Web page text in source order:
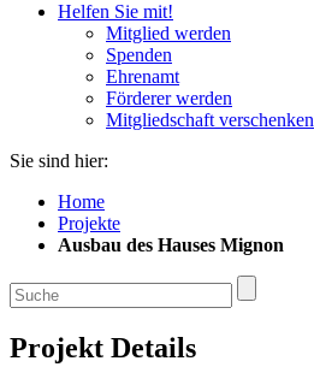
Helfen Sie mit!
Mitglied werden
Spenden
Ehrenamt
Förderer werden
Mitgliedschaft verschenken
Sie sind hier:
Home
Projekte
Ausbau des Hauses Mignon
Projekt Details